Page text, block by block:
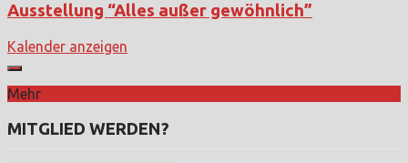
Ausstellung “Alles außer gewöhnlich”
Kalender anzeigen
Mehr
MITGLIED WERDEN?